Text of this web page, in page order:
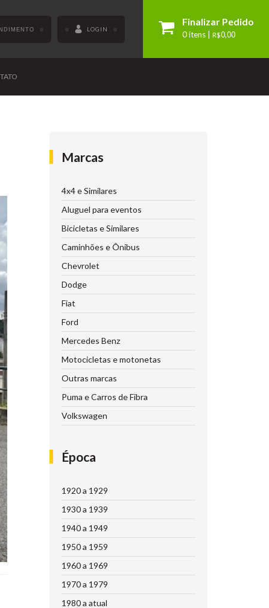
Finalizar Pedido
0 itens | R$0,00
LOGIN
Marcas
4x4 e Similares
Aluguel para eventos
Bicicletas e Similares
Caminhões e Ônibus
Chevrolet
Dodge
Fiat
Ford
Mercedes Benz
Motocicletas e motonetas
Outras marcas
Puma e Carros de Fibra
Volkswagen
Época
1920 a 1929
1930 a 1939
1940 a 1949
1950 a 1959
1960 a 1969
1970 a 1979
1980 a atual